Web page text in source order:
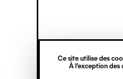
Ce site utilise des
À l’exception
verticale